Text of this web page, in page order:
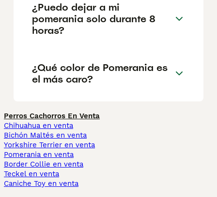
¿Puedo dejar a mi
pomerania solo durante 8
horas?
¿Qué color de Pomerania es
el más caro?
Perros Cachorros En Venta
Chihuahua en venta
Bichón Maltés en venta
Yorkshire Terrier en venta
Pomerania en venta
Border Collie en venta
Teckel en venta
Caniche Toy en venta